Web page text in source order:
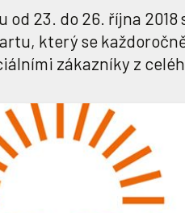
od 23. do 26. října
který se
zákazníky z